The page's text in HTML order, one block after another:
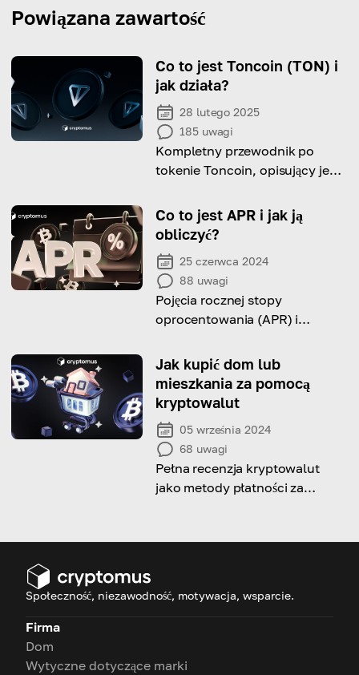
Powiązana zawartość
Co to jest Toncoin (TON) i
jak działa?
28 lutego 2025
185 uwagi
Kompletny przewodnik po
tokenie Toncoin, opisujący jego
pochodzenie oraz głębokie
powiązanie z Telegramem.
Co to jest APR i jak ją
obliczyć?
25 czerwca 2024
88 uwagi
Pojęcia rocznej stopy
oprocentowania (APR) i
(APY): szczegółowo
zrozumiane i obliczone.
Jak kupić dom lub
mieszkania za pomocą
kryptowalut
05 września 2024
68 uwagi
Pełna recenzja kryptowalut
jako metody płatności za
Społeczność, niezawodność, motywacja, wsparcie.
Firma
Dom
Wytyczne dotyczące marki